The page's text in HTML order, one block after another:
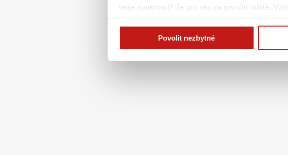
vaše soukromí? Je pro nás na prvním místě.
na této stránce
Povolit nezbytné